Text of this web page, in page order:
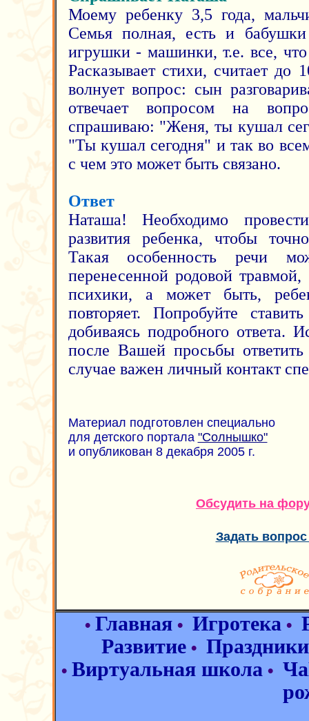
Моему ребенку 3,5 года,
Семья полная, есть и
игрушки - машинки, т.е. все, что
Расказывает стихи, считает
волнует вопрос: сын
отвечает вопросом на
спрашиваю: "Женя, ты кушал
"Ты кушал сегодня" и так во
с чем это может быть связано.
Ответ
Наташа! Необходимо
развития ребенка, чтобы
Такая особенность речи
перенесенной родовой
психики, а может быть,
повторяет. Попробуйте
добиваясь подробного ответа.
после Вашей просьбы
случае важен личный контакт
Материал подготовлен специально
для детского портала "Солнышко"
и опубликован 8 декабря 2005 г.
Обсудить на
Задать
• Главная • Игротека •
Развитие• Праздники
• Виртуальная школа •